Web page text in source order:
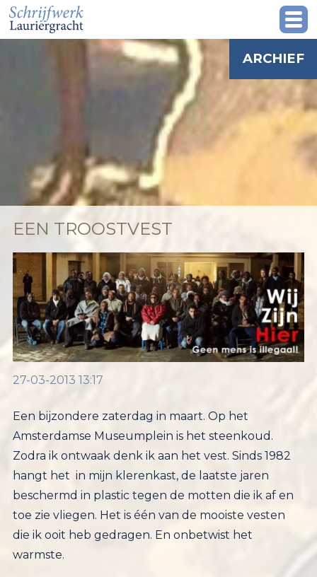
ARCHIEF
EEN TROOSTVEST
27-03-2013 13:17
Een bijzondere zaterdag in maart. Op het
Amsterdamse Museumplein is het steenkoud.
Zodra ik ontwaak denk ik aan het vest. Sinds 1982
hangt het in mijn klerenkast, de laatste jaren
beschermd in plastic tegen de motten die ik af en
toe zie vliegen. Het is één van de mooiste vesten
die ik ooit heb gedragen. En onbetwist het
warmste.